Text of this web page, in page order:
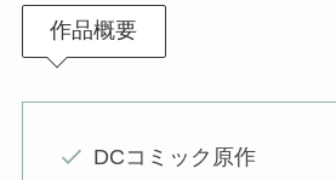
作品概要
DCコミック原作